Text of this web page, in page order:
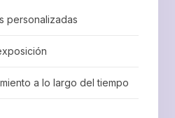
personalizadas
a lo largo del tiempo